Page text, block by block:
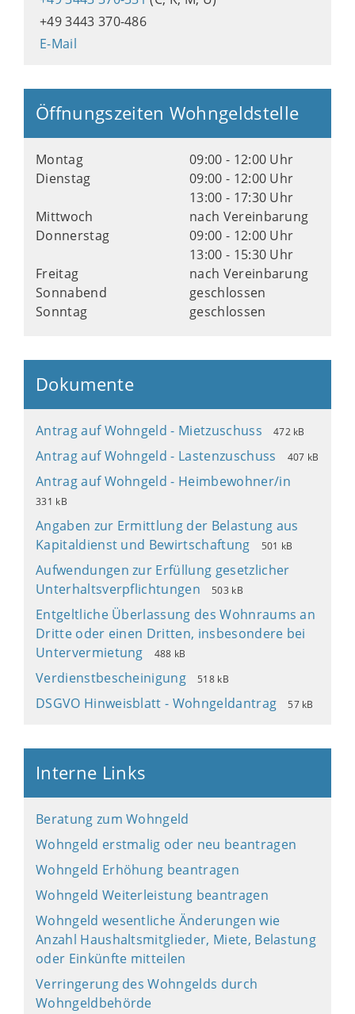
+49 3443 370-486
E-Mail
Öffnungszeiten Wohngeldstelle
Montag
09:00 - 12:00 Uhr
Dienstag
09:00 - 12:00 Uhr
13:00 - 17:30 Uhr
Mittwoch
nach Vereinbarung
Donnerstag
09:00 - 12:00 Uhr
13:00 - 15:30 Uhr
Freitag
nach Vereinbarung
Sonnabend
geschlossen
Sonntag
geschlossen
Dokumente
Antrag auf Wohngeld - Mietzuschuss 472 kB
Antrag auf Wohngeld - Lastenzuschuss 407 kB
Antrag auf Wohngeld - Heimbewohner/in
331 kB
Angaben zur Ermittlung der Belastung aus
Kapitaldienst und Bewirtschaftung
501 kB
Aufwendungen zur Erfüllung gesetzlicher
Unterhaltsverpflichtungen
503 kB
Entgeltliche Überlassung des Wohnraums an
Dritte oder einen Dritten, insbesondere bei
Untervermietung
488 kB
Verdienstbescheinigung 518 kB
DSGVO Hinweisblatt - Wohngeldantrag 57 kB
Interne Links
Beratung zum Wohngeld
Wohngeld erstmalig oder neu beantragen
Wohngeld Erhöhung beantragen
Wohngeld Weiterleistung beantragen
Wohngeld wesentliche Änderungen wie
Anzahl Haushaltsmitglieder, Miete, Belastung
oder Einkünfte mitteilen
Verringerung des Wohngelds durch
Wohngeldbehörde